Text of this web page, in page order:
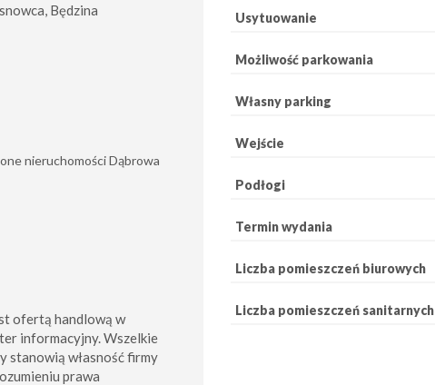
Będzina
nieruchomości Dąbrowa
ofertą handlową w
informacyjny. Wszelkie
stanowią własność firmy
prawa
Usytuowanie
Możliwość parkowania
Własny parking
Wejście
Podłogi
Termin wydania
Liczba pomieszczeń biurowych
Liczba pomieszczeń sanitarnych